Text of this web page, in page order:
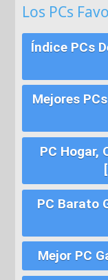
Los PCs
Índice PCs
Mejores
PC Hogar,
PC Barato
Mejor PC